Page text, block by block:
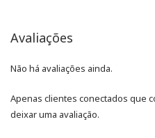
Avaliações
Não há avaliações ainda.
Apenas clientes conectados que
deixar uma avaliação.